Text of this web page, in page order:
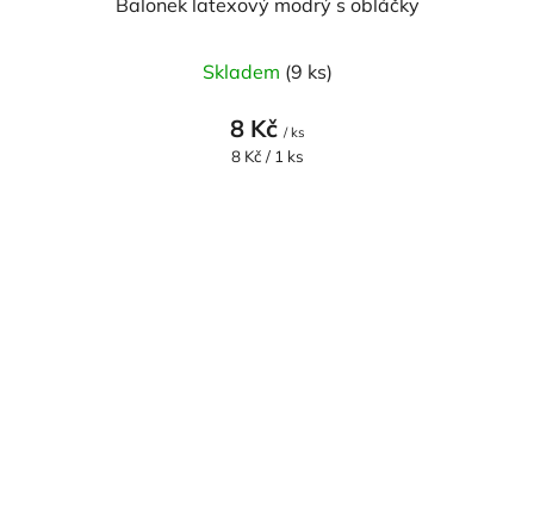
Balonek latexový modrý s obláčky
Skladem (9 ks)
8 Kč / ks
Měrná
8 Kč / 1 ks